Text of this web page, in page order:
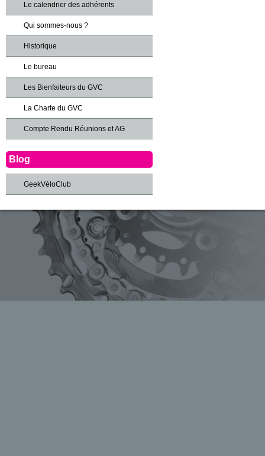
Le calendrier des adhérents
Qui sommes-nous ?
Historique
Le bureau
Les Bienfaiteurs du GVC
La Charte du GVC
Compte Rendu Réunions et AG
Blog
GeekVéloClub